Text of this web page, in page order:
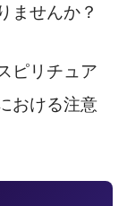
ませんか？
ピリチュア
おける注意